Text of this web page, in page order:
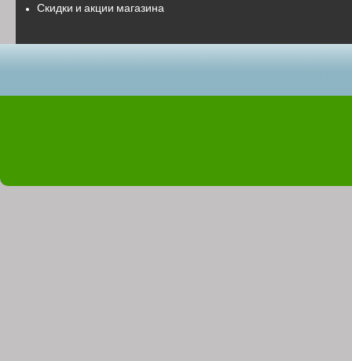
Скидки и акции магазина